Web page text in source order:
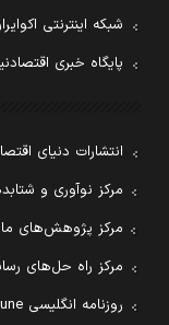
شبکه اینترنتی
پایگاه خبری
انتشارات دنیای
مرکز نوآوری و
مرکز پژوهش‌های
مرکز راه حل‌های
روزنامه انگلیسی Financial Tribune